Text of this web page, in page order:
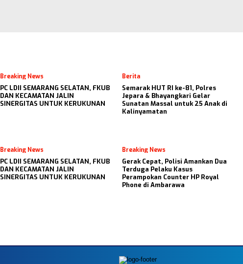
Breaking News
PC LDII SEMARANG SELATAN, FKUB
DAN KECAMATAN JALIN
SINERGITAS UNTUK KERUKUNAN
Berita
Semarak HUT RI ke-81, Polres
Jepara & Bhayangkari Gelar
Sunatan Massal untuk 25 Anak di
Kalinyamatan
Breaking News
PC LDII SEMARANG SELATAN, FKUB
DAN KECAMATAN JALIN
SINERGITAS UNTUK KERUKUNAN
Breaking News
Gerak Cepat, Polisi Amankan Dua
Terduga Pelaku Kasus
Perampokan Counter HP Royal
Phone di Ambarawa